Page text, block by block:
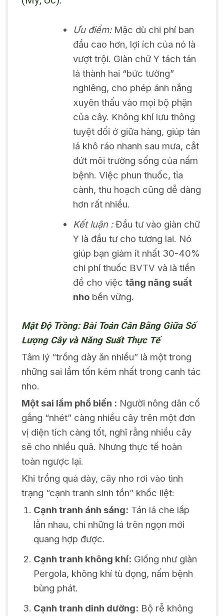
Ưu điểm:Mặc dù chi phí ban
đầu cao hơn, lợi ích của nó là
vượt trội. Giàn chữ Y tách tán
lá thành hai “bức tường”
nghiêng, cho phép ánh nắng
xuyên thấu vào mọi bộ phận
của cây. Không khí lưu thông
tuyệt đối ở giữa hàng, giúp tán
lá khô ráo nhanh sau mưa, cắt
đứt môi trường sống của nấm
bệnh. Việc phun thuốc, tỉa
cành, thu hoạch cũng dễ dàng
hơn rất nhiều.
Kết luận :Đầu tư vào giàn chữ
Y là đầu tư cho tương lai. Nó
giúp bạn giảm ít nhất 30-40%
chi phí thuốc BVTV và là tiền
đề cho việc tăng năng suất
nhobền vững.
Mật Độ Trồng: Bài Toán Cân Bằng Giữa Số
Lượng Cây và Năng Suất Thực Tế
Tâm lý “trồng dày ăn nhiều” là một trong
những sai lầm tốn kém nhất trong canh tác
nho.
Một sai lầm phổ biến : Người nông dân cố
gắng “nhét” càng nhiều cây trên một đơn
vị diện tích càng tốt, nghĩ rằng nhiều cây
sẽ cho nhiều quả. Nhưng thực tế hoàn
toàn ngược lại.
Khi trồng quá dày, cây nho rơi vào tình
trạng “cạnh tranh sinh tồn” khốc liệt:
Cạnh tranh ánh sáng: Tán lá che lấp
lẫn nhau, chỉ những lá trên ngọn mới
quang hợp được.
Cạnh tranh không khí: Giống như giàn
Pergola, không khí tù đọng, nấm bệnh
bùng phát.
Cạnh tranh dinh dưỡng: Bộ rễ không